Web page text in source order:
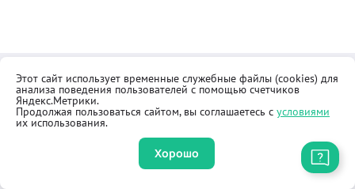
Контакты
Как купить
Общественная приёмная
Реквизиты
Оферта
Правила продажи товаров
Этот сайт использует временные служебные файлы (cookies) для
анализа поведения пользователей с помощью счетчиков
Яндекс.Метрики.
Продолжая пользоваться сайтом, вы соглашаетесь с условиями
их использования.
Хорошо